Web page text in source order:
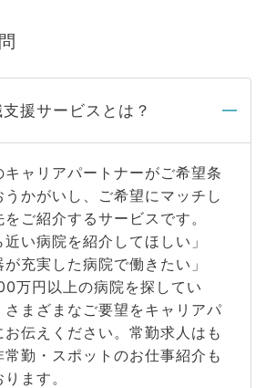
援サービスとは？
キャリアパートナーがご希望条
うかがいし、ご希望にマッチし
ご紹介するサービスです。
近い病院を紹介してほしい」
が充実した病院で働きたい」
万円以上の病院を探してい
さまざまなご要望をキャリアパ
お伝えください。常勤求人はも
常勤・スポットのお仕事紹介も
ます。